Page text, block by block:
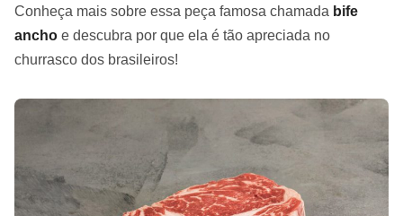
Conheça mais sobre essa peça famosa chamada bife
ancho e descubra por que ela é tão apreciada no
churrasco dos brasileiros!